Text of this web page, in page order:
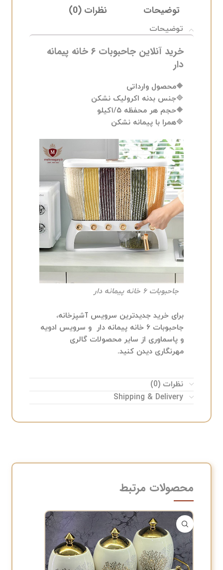
توضیحات نظرات (0)
توضیحات
خرید آنلاین جاحبوبات ۶ خانه پیمانه
دار
🔶محصول وارداتی
🔷جنس بدنه اکرولیک نشکن
🔶حجم هر محفظه ۱/۵کیلو
🔷همرا با پیمانه نشکن
جاحبوبات ۶ خانه پیمانه دار
برای خرید جدیدترین سرویس آشپزخانه،
جاحبوبات ۶ خانه پیمانه دار و سرویس ادویه
و پاسماوری از سایر محصولات گالری
مهرنگاری دیدن کنید.
نظرات (0)
Shipping & Delivery
محصولات مرتبط